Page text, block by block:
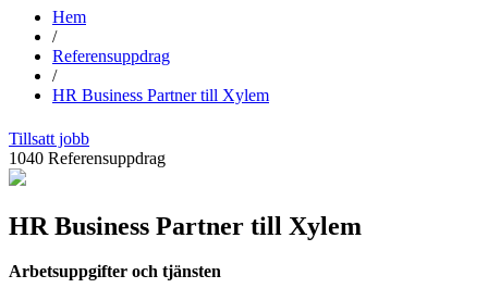
Hem
/
Referensuppdrag
/
HR Business Partner till Xylem
Tillsatt jobb
1040 Referensuppdrag
HR Business Partner till Xylem
Arbetsuppgifter och tjänsten